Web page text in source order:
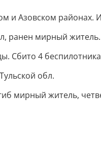
и Азовском районах.
ранен мирный
Сбито 4
обл.
мирный житель,